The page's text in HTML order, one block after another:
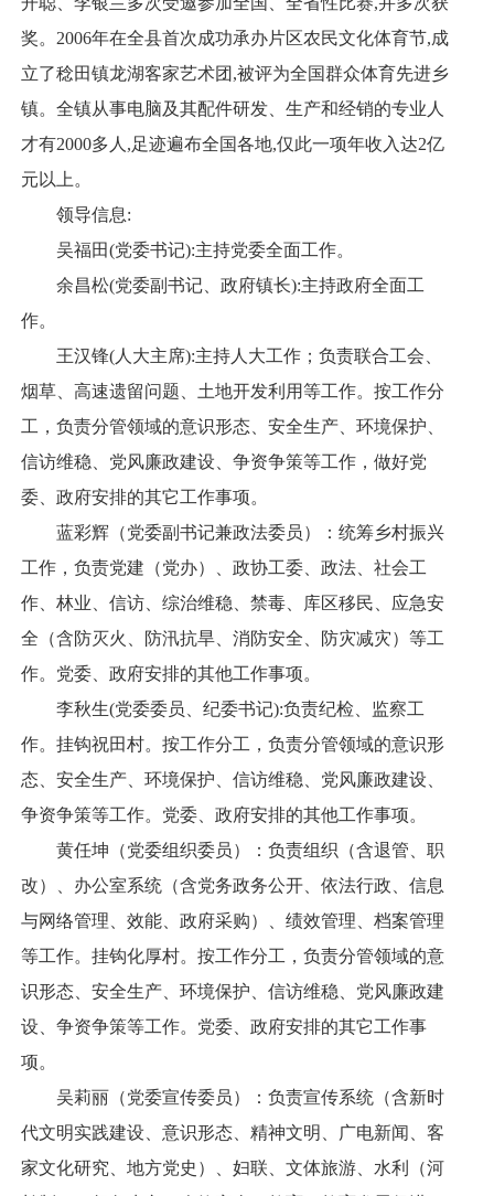
奖。2006年在全县首次成功承办片区农民文化体育节,成
立了稔田镇龙湖客家艺术团,被评为全国群众体育先进乡
镇。全镇从事电脑及其配件研发、生产和经销的专业人
才有2000多人,足迹遍布全国各地,仅此一项年收入达2亿
元以上。
领导信息:
吴福田(党委书记):主持党委全面工作。
余昌松(党委副书记、政府镇长):主持政府全面工
作。
王汉锋(人大主席):主持人大工作；负责联合工会、
烟草、高速遗留问题、土地开发利用等工作。按工作分
工，负责分管领域的意识形态、安全生产、环境保护、
信访维稳、党风廉政建设、争资争策等工作，做好党
委、政府安排的其它工作事项。
蓝彩辉（党委副书记兼政法委员）：统筹乡村振兴
工作，负责党建（党办）、政协工委、政法、社会工
作、林业、信访、综治维稳、禁毒、库区移民、应急安
全（含防灭火、防汛抗旱、消防安全、防灾减灾）等工
作。党委、政府安排的其他工作事项。
李秋生(党委委员、纪委书记):负责纪检、监察工
作。挂钩祝田村。按工作分工，负责分管领域的意识形
态、安全生产、环境保护、信访维稳、党风廉政建设、
争资争策等工作。党委、政府安排的其他工作事项。
黄任坤（党委组织委员）：负责组织（含退管、职
改）、办公室系统（含党务政务公开、依法行政、信息
与网络管理、效能、政府采购）、绩效管理、档案管理
等工作。挂钩化厚村。按工作分工，负责分管领域的意
识形态、安全生产、环境保护、信访维稳、党风廉政建
设、争资争策等工作。党委、政府安排的其它工作事
项。
吴莉丽（党委宣传委员）：负责宣传系统（含新时
代文明实践建设、意识形态、精神文明、广电新闻、客
家文化研究、地方党史）、妇联、文体旅游、水利（河